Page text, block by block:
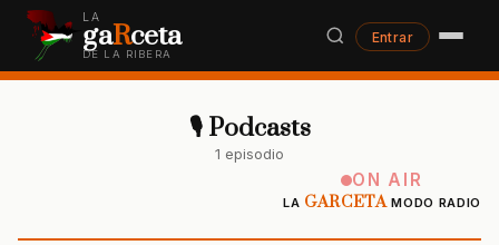
LA
gaRceta
DE LA RIBERA
Entrar
🎙 Podcasts
1 episodio
ON AIR
LA GARCETAMODO RADIO